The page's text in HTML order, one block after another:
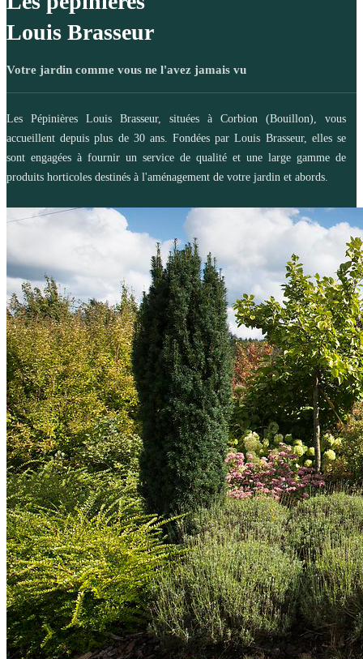
Louis Brasseur
Votre jardin comme vous ne l'avez jamais vu
Les Pépinières Louis Brasseur, situées à Corbion (Bouillon), vous
accueillent depuis plus de 30 ans. Fondées par Louis Brasseur, elles se
sont engagées à fournir un service de qualité et une large gamme de
produits horticoles destinés à l'aménagement de votre jardin et abords.